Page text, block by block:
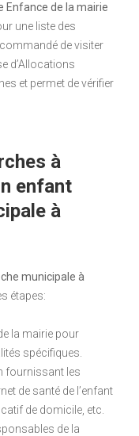
Enfance de la mairie
une liste des
de visiter
d’Allocations
et permet de vérifier
à
enfant
à
municipale à
étapes:
la mairie pour
spécifiques.
fournissant les
de santé de l’enfant
de domicile, etc.
de la